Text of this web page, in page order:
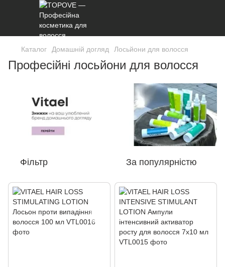
Каталог Домашній догляд Лосьйони для волосся
Професійні лосьйони для волосся
Фільтр За популярністю